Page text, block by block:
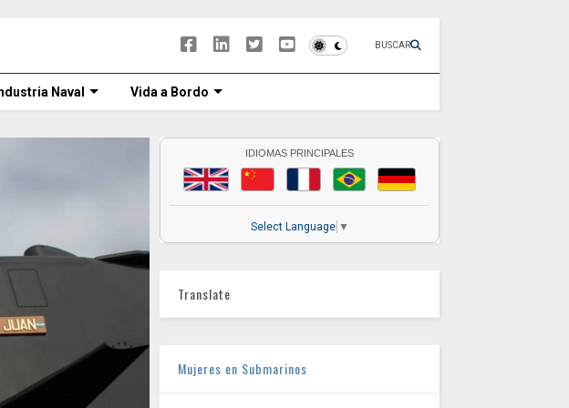
BUSCAR
Naval Vida a Bordo
IDIOMAS PRINCIPALES
Select Language ▼
Translate
Mujeres en Submarinos